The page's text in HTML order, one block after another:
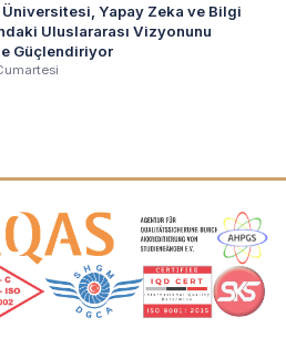
Yapay Zeka ve Bilgi
Uluslararası Vizyonunu
Güçlendiriyor
Üyelik Logoları